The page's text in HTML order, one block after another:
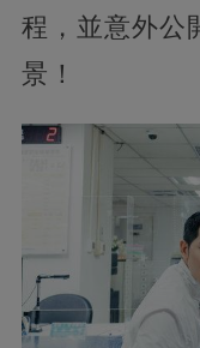
程，並意外公
景！